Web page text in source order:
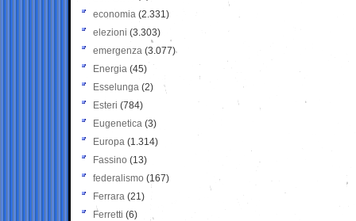
economia (2.331)
elezioni (3.303)
emergenza (3.077)
Energia (45)
Esselunga (2)
Esteri (784)
Eugenetica (3)
Europa (1.314)
Fassino (13)
federalismo (167)
Ferrara (21)
Ferretti (6)